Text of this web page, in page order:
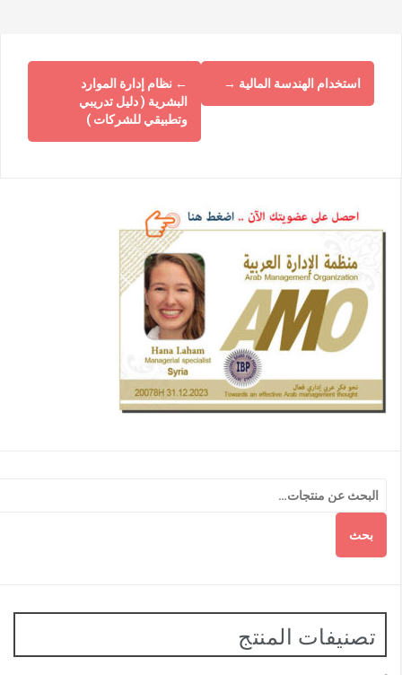
← نظام إدارة الموارد
البشرية ( دليل تدريبي
وتطبيقي للشركات )
استخدام الهندسة المالية →
بحث
تصنيفات المنتج